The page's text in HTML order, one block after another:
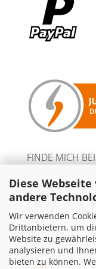
Diese
andere
Wir verwenden
Drittanbietern, um
Website zu
analysieren und
bieten zu können.
FINDE MICH BEI
PARTNER MIT